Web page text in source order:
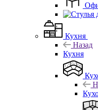
Кухня
Назад
Кухня